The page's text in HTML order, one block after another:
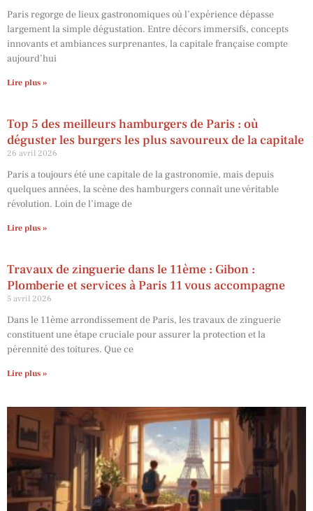
Paris regorge de lieux gastronomiques où l’expérience dépasse
largement la simple dégustation. Entre décors immersifs, concepts
innovants et ambiances surprenantes, la capitale française compte
aujourd’hui
Lire plus »
Top 5 des meilleurs hamburgers de Paris : où
déguster les burgers les plus savoureux de la capitale
26 avril 2026
Paris a toujours été une capitale de la gastronomie, mais depuis
quelques années, la scène des hamburgers connaît une véritable
révolution. Loin de l’image de
Lire plus »
Travaux de zinguerie dans le 11ème : Gibon :
Plomberie et services à Paris 11 vous accompagne
5 avril 2026
Dans le 11ème arrondissement de Paris, les travaux de zinguerie
constituent une étape cruciale pour assurer la protection et la
pérennité des toitures. Que ce
Lire plus »